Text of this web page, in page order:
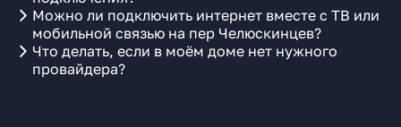
Можно ли подключить интернет вместе с ТВ или
мобильной связью на пер Челюскинцев?
Что делать, если в моём доме нет нужного
провайдера?